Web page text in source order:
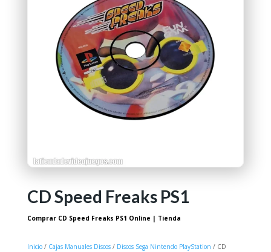
CD Speed Freaks PS1
Comprar CD Speed Freaks PS1 Online | Tienda
Inicio/ Cajas Manuales Discos/ Discos Sega Nintendo PlayStation / CD